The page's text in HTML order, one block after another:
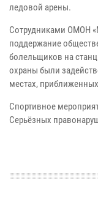
ледовой арены.
Сотрудниками ОМОН
поддержание
болельщиков на
охраны были
местах,
Спортивное
Серьёзных